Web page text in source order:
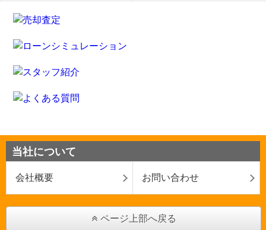
当社について
会社概要 お問い合わせ
ページ上部へ戻る